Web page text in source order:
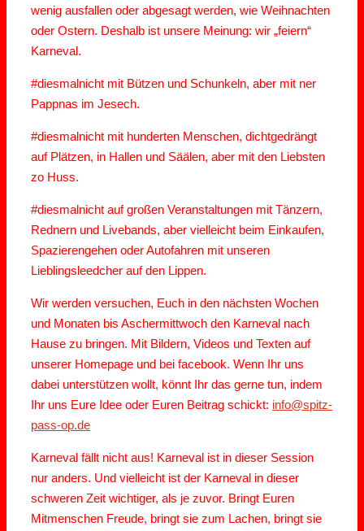
wenig ausfallen oder abgesagt werden, wie Weihnachten
oder Ostern. Deshalb ist unsere Meinung: wir „feiern“
Karneval.
#diesmalnicht mit Bützen und Schunkeln, aber mit ner
Pappnas im Jesech.
#diesmalnicht mit hunderten Menschen, dichtgedrängt
auf Plätzen, in Hallen und Säälen, aber mit den Liebsten
zo Huss.
#diesmalnicht auf großen Veranstaltungen mit Tänzern,
Rednern und Livebands, aber vielleicht beim Einkaufen,
Spazierengehen oder Autofahren mit unseren
Lieblingsleedcher auf den Lippen.
Wir werden versuchen, Euch in den nächsten Wochen
und Monaten bis Aschermittwoch den Karneval nach
Hause zu bringen. Mit Bildern, Videos und Texten auf
unserer Homepage und bei facebook. Wenn Ihr uns
dabei unterstützen wollt, könnt Ihr das gerne tun, indem
Ihr uns Eure Idee oder Euren Beitrag schickt: info@spitz-
pass-op.de
Karneval fällt nicht aus! Karneval ist in dieser Session
nur anders. Und vielleicht ist der Karneval in dieser
schweren Zeit wichtiger, als je zuvor. Bringt Euren
Mitmenschen Freude, bringt sie zum Lachen, bringt sie